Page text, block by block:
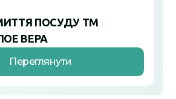
ПОСУДУ ТМ
ВЕРА
Переглянути